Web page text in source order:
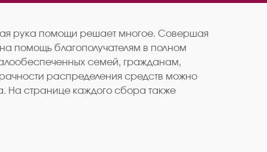
рука помощи решает многое. Совершая
помощь благополучателям в полном
семей, гражданам,
распределения средств можно
На странице каждого сбора также